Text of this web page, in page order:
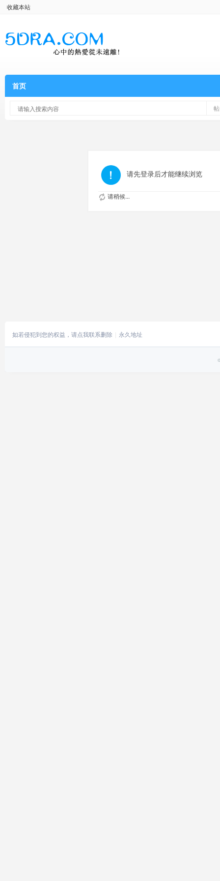
收藏本站
首页
请先登录后才能继续浏览
请稍候...
如若侵犯到您的权益，请点我联系删除 永久地址